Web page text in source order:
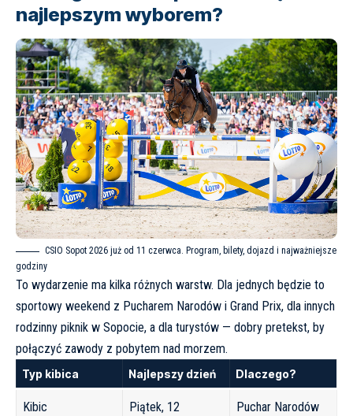
najlepszym wyborem?
CSIO Sopot 2026 już od 11 czerwca. Program, bilety, dojazd i najważniejsze
godziny
To wydarzenie ma kilka różnych warstw. Dla jednych będzie to
sportowy weekend z Pucharem Narodów i Grand Prix, dla innych
rodzinny piknik w Sopocie, a dla turystów — dobry pretekst, by
połączyć zawody z pobytem nad morzem.
Typ kibica Najlepszy dzień Dlaczego?
Kibic
Piątek, 12
Puchar Narodów